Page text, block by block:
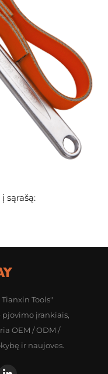
sąrašą:
Tools"
įrankiais,
OEM / ODM /
ir naujoves.